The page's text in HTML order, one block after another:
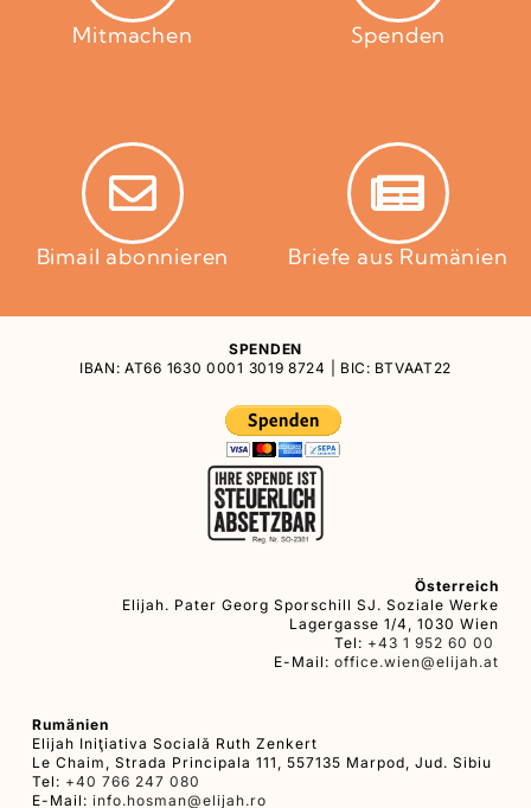
Mitmachen Spenden
Bimail abonnieren Briefe aus Rumänien
SPENDEN
IBAN: AT66 1630 0001 3019 8724 | BIC: BTVAAT22
Österreich
Elijah. Pater Georg Sporschill SJ. Soziale Werke
Lagergasse 1/4, 1030 Wien
Tel: +43 1 952 60 00
E-Mail: office.wien@elijah.at
Rumänien
Elijah Iniţiativa Socială Ruth Zenkert
Le Chaim, Strada Principala 111, 557135 Marpod, Jud. Sibiu
Tel: +40 766 247 080
E-Mail: info.hosman@elijah.ro